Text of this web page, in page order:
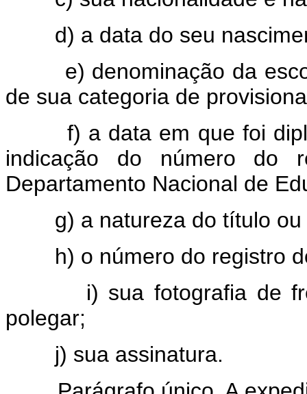
d) a data do seu
e) denominação da
de sua categoria de
f) a data em que foi
indicação do número do
Departamento Nacional de
g) a natureza do título
h) o número do registro
i) sua fotografia de
polegar;
j) sua assinatura.